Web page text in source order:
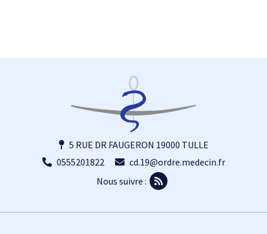
5 RUE DR FAUGERON 19000 TULLE
0555201822
cd.19@ordre.medecin.fr
Nous suivre :